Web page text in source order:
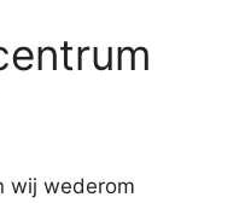
wij wederom